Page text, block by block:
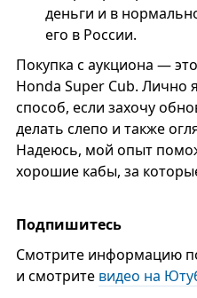
деньги и в
его в России.
Покупка с аукциона —
Honda Super Cub. Лично
способ, если захочу
делать слепо и также
Надеюсь, мой опыт
хорошие кабы, за
Подпишитесь
Смотрите информацию
и смотрите видео на